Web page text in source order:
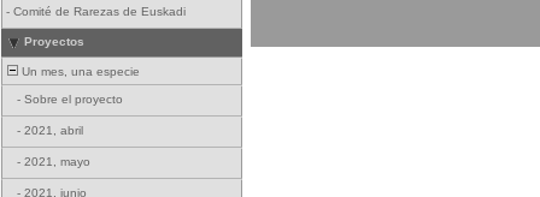
- Comité de Rarezas de Euskadi
Proyectos
Un mes, una especie
- Sobre el proyecto
- 2021, abril
- 2021, mayo
- 2021, junio